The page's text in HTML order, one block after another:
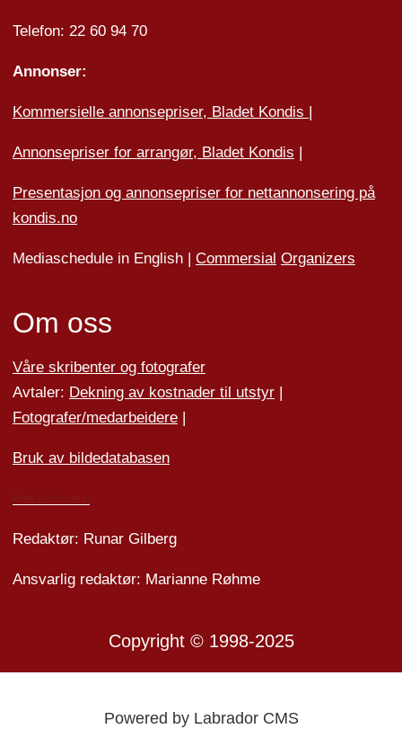
Telefon: 22 60 94 70
Annonser:
Kommersielle annonsepriser, Bladet Kondis |
Annonsepriser for arrangør, Bladet Kondis |
Presentasjon og annonsepriser for nettannonsering på
kondis.no
Mediaschedule in English | Commersial Organizers
Om oss
Våre skribenter og fotografer
Avtaler: Dekning av kostnader til utstyr|
Fotografer/medarbeidere|
Bruk av bildedatabasen
Redaktør: Runar Gilberg
Ansvarlig redaktør: Marianne Røhme
Copyright © 1998-2025
Powered by Labrador CMS